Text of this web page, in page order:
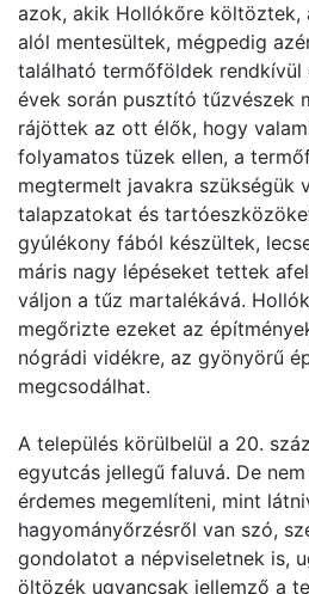
azok, akik Hollókőre költöztek,
alól mentesültek, mégpedig
található termőföldek rendkívül
évek során pusztító tűzvészek
rájöttek az ott élők, hogy
folyamatos tüzek ellen, a
megtermelt javakra szükségük
talapzatokat és
gyúlékony fából készültek,
máris nagy lépéseket tettek
váljon a tűz martalékává.
megőrizte ezeket az
nógrádi vidékre, az gyönyörű
megcsodálhat.
A település körülbelül a 20.
egyutcás jellegű faluvá. De
érdemes megemlíteni, mint
hagyományőrzésről van szó,
gondolatot a népviseletnek is,
öltözék ugyancsak jellemző a